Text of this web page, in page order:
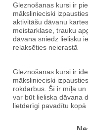
Gleznošanas kursi ir
mākslinieciski
aktivitāšu dāvanu
meistarklase, trauku
dāvana sniedz lielisku
relaksēties neierastā
Gleznošanas kursi ir
mākslinieciski
rokdarbus. Šī ir mīļa
var būt lieliska dāvana
lietderīgi pavadītu kopā